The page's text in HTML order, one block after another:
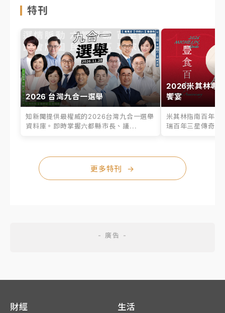
特刊
2026 台灣九合一選舉
知新聞提供最權威的2026台灣九合一選舉
資料庫。即時掌握六都縣市長、議...
2026米其林專
饗宴
米其林指南百年之
瑞百年三星傳奇、
更多特刊 →
財經 生活